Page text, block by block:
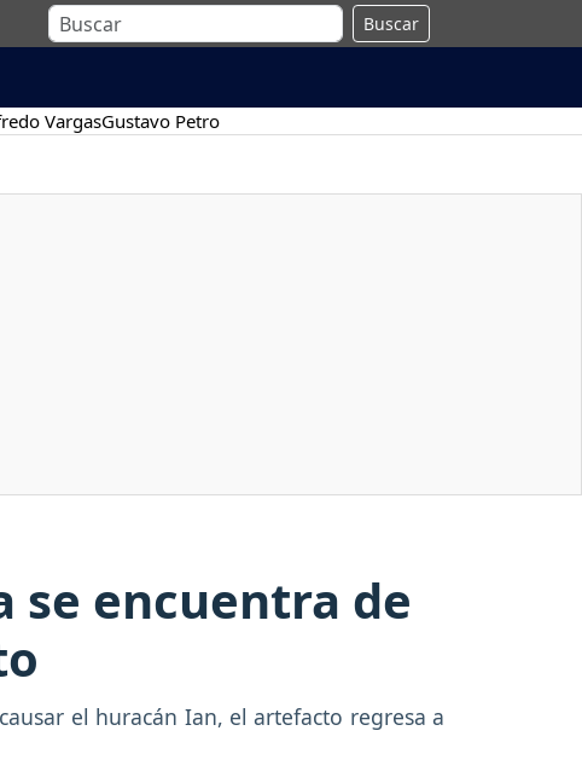
Buscar
VargasGustavo Petro
se encuentra de
el huracán Ian, el artefacto regresa a